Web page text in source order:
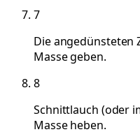
7
Die angedünsteten
Masse geben.
8
Schnittlauch (oder
Masse heben.